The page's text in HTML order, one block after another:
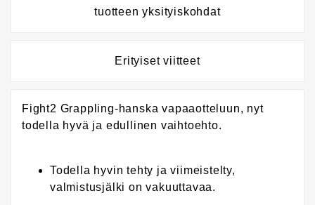
tuotteen yksityiskohdat
Erityiset viitteet
Fight2 Grappling-hanska vapaaotteluun, nyt
todella hyvä ja edullinen vaihtoehto.
Todella hyvin tehty ja viimeistelty,
valmistusjälki on vakuuttavaa.